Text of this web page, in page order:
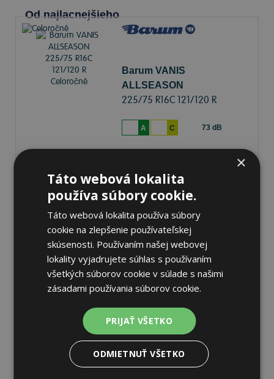
Od najlacnejšieho
Barum VANIS
ALLSEASON
225/75 R16C 121/120 R
A C 73 dB
k odberu na2 pobočkách
146,12 € ks
Pneumatiky
Vyberte si kvalitnépneumatikypre bezpečnú, komfortnú
a úspornú jazdu. Na Tire.sk nájdete široký výber
pneumatík pre rôzne typy vozidiel a jazdných podmienok.
Ponúkameprémiové značky, akoContinental
Semperit, ako aj ďalších výrobcov:Goodyear
×
Táto webová lokalita
používa súbory cookie.
Táto webová lokalita používa súbory
cookie na zlepšenie používateľskej
skúsenosti. Používaním našej webovej
lokality vyjadrujete súhlas s používaním
všetkých súborov cookie v súlade s našimi
zásadami používania súborov cookie.
PRIJAŤ VŠETKO
ODMIETNUŤ VŠETKO